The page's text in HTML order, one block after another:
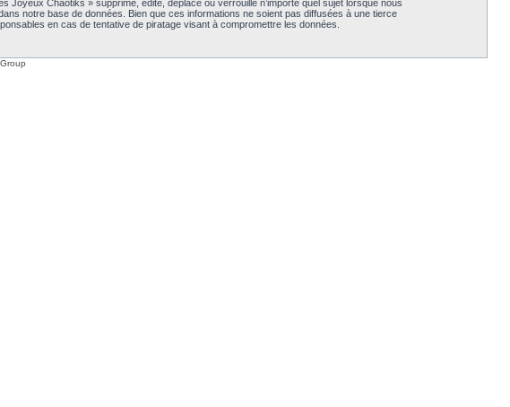
Chaotiks » supprime, édite, déplace ou verrouille n’importe quel sujet lorsque nous
notre base de données. Bien que ces informations ne soient pas diffusées à une tierce
en cas de tentative de piratage visant à compromettre les données.